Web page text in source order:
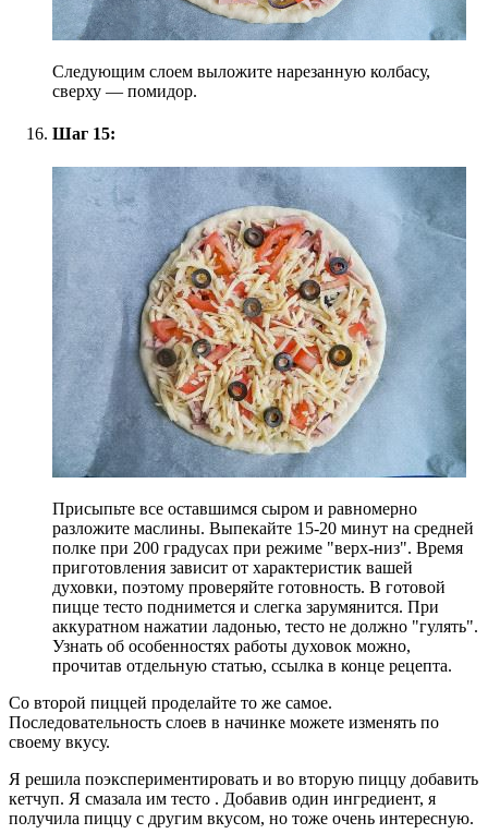
Следующим слоем выложите нарезанную колбасу,
сверху — помидор.
Шаг 15:
Присыпьте все оставшимся сыром и равномерно
разложите маслины. Выпекайте 15-20 минут на средней
полке при 200 градусах при режиме "верх-низ". Время
приготовления зависит от характеристик вашей
духовки, поэтому проверяйте готовность. В готовой
пицце тесто поднимется и слегка зарумянится. При
аккуратном нажатии ладонью, тесто не должно "гулять".
Узнать об особенностях работы духовок можно,
прочитав отдельную статью, ссылка в конце рецепта.
Со второй пиццей проделайте то же самое.
Последовательность слоев в начинке можете изменять по
своему вкусу.
Я решила поэкспериментировать и во вторую пиццу добавить
кетчуп. Я смазала им тесто . Добавив один ингредиент, я
получила пиццу с другим вкусом, но тоже очень интересную.